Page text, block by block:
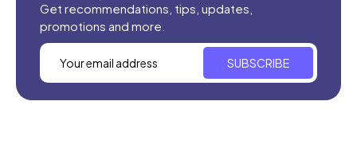
Get recommendations, tips, updates,
promotions and more.
SUBSCRIBE